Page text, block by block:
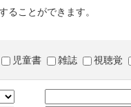
ることができます。
児童書 雑誌 視聴覚